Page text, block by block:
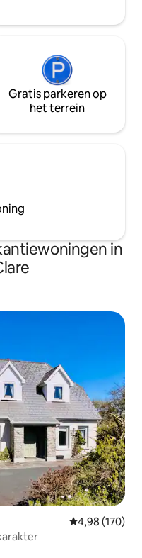
Gratis parkeren op
het terrein
in
Gemiddelde
4,98 (170)